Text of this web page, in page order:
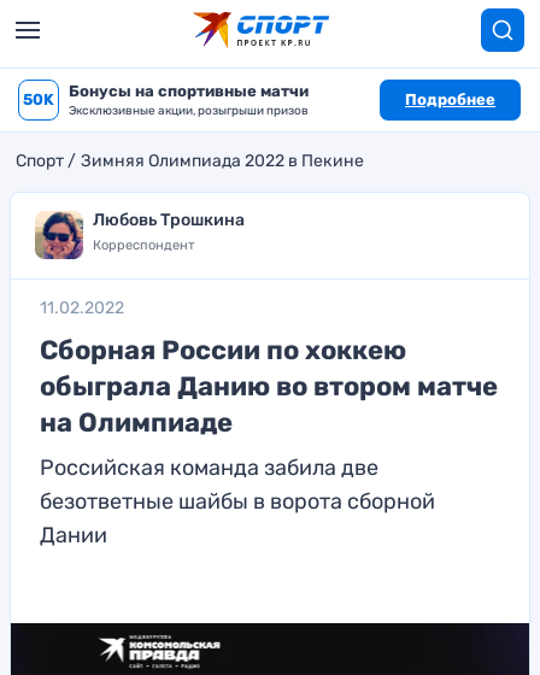
50K Бонусы на спортивные матчи
Эксклюзивные акции, розыгрыши призов
Подробнее
Спорт Зимняя Олимпиада 2022 в Пекине
Любовь Трошкина
Корреспондент
11.02.2022
Сборная России по хоккею
обыграла Данию во втором матче
на Олимпиаде
Российская команда забила две
безответные шайбы в ворота сборной
Дании